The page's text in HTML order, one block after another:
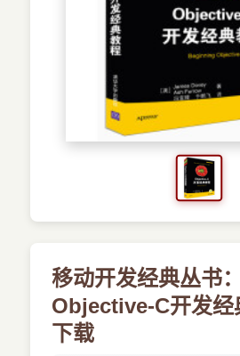
预订书籍
移动开发经典丛书：
Objective-C开发
下载